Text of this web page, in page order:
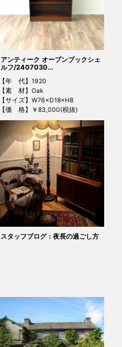
アンティーク オープンブックシェ
ルフ/2407030...
【年 代】1920
【素 材】Oak
【サイズ】W76×D18×H8
【価 格】￥83,000(税抜)
スタッフブログ：夜長の過ごし方